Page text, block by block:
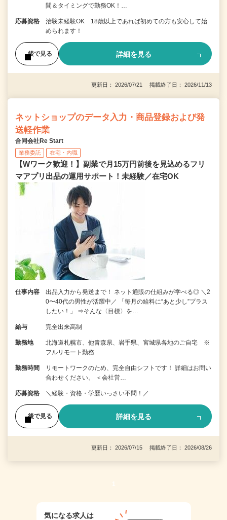
間＆タイミングで勤務OK！…
応募資格
治験未経験OK 18歳以上であれば初めての方も安心して始
められます！
後で見る 詳細を見る
更新日： 2026/07/21 掲載終了日： 2026/11/13
ネットショップのデータ入力・商品登録および発
送軽作業
合同会社Re Start
業務委託 在宅・内職
【Wワーク歓迎！】副業で月15万円前後を見込めるフリ
マアプリ出品の運用サポート！未経験／在宅OK
仕事内容
出品入力から発送まで！ ネット通販の仕組みが学べる◎ ＼2
0〜40代の男性が活躍中／ 「毎月の給料に“あと少し”プラス
したい！」 ⇒そんな〈目標〉を…
給与 完全出来高制
勤務地
北海道札幌市、他青森県、岩手県、宮城県各地のご自宅 ※
フルリモート勤務
勤務時間
リモートワークのため、完全自由シフトです！ 詳細はお問い
合わせください。 ＜会社営…
応募資格 ＼経験・資格・学歴いっさい不問！／
後で見る 詳細を見る
更新日： 2026/07/15 掲載終了日： 2026/08/26
1
気になる求人は